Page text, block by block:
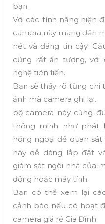
bạn.
Với các tính năng hiện
camera này mang đến
nét và đáng tin cậy.
cũng rất ấn tượng, với
nghệ tiên tiến.
Bạn sẽ thấy rõ từng chi
ảnh mà camera ghi lại.
bộ camera này cũng
thông minh như phát
hồng ngoại để quan
này dễ dàng lắp đặt
giám sát ngôi nhà của
động hoặc máy tính.
Bạn có thể xem lại
cảnh báo nếu có hoạt
camera giá rẻ Gia Đình